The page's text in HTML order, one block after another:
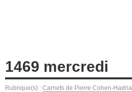
1469 mercredi
Rubrique(s) : Carnets de Pierre Cohen-Hadria